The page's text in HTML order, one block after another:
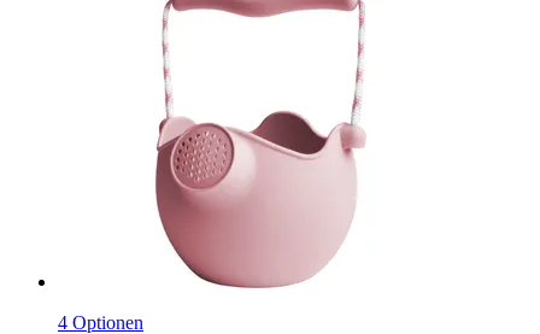
4 Optionen